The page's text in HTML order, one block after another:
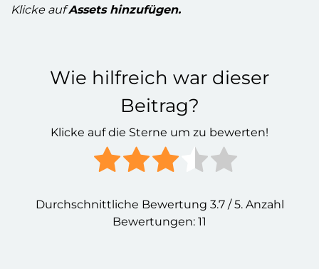
Klicke aufAssets hinzufügen.
Wie hilfreich war dieser
Beitrag?
Klicke auf die Sterne um zu bewerten!
Durchschnittliche Bewertung 3.7/ 5. Anzahl
Bewertungen: 11